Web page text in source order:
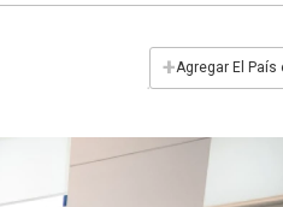
+Agregar El País